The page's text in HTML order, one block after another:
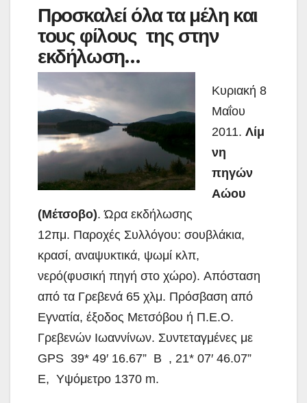
Προσκαλεί όλα τα μέλη και
τους φίλους της στην
εκδήλωση…
Κυριακή 8
Μαΐου
2011. Λίμ
νη
πηγών
Αώου
(Μέτσοβο). Ώρα εκδήλωσης
12πμ. Παροχές Συλλόγου: σουβλάκια,
κρασί, αναψυκτικά, ψωμί κλπ,
νερό(φυσική πηγή στο χώρο). Απόσταση
από τα Γρεβενά 65 χλμ. Πρόσβαση από
Εγνατία, έξοδος Μετσόβου ή Π.Ε.Ο.
Γρεβενών Ιωαννίνων. Συντεταγμένες με
GPS 39* 49′ 16.67” B , 21* 07′ 46.07”
E, Υψόμετρο 1370 m.